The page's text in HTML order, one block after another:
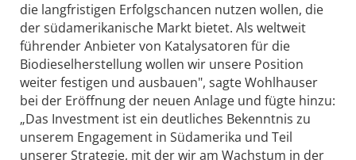
die langfristigen Erfolgschancen nutzen wollen, die
der südamerikanische Markt bietet. Als weltweit
führender Anbieter von Katalysatoren für die
Biodieselherstellung wollen wir unsere Position
weiter festigen und ausbauen", sagte Wohlhauser
bei der Eröffnung der neuen Anlage und fügte hinzu:
„Das Investment ist ein deutliches Bekenntnis zu
unserem Engagement in Südamerika und Teil
unserer Strategie, mit der wir am Wachstum in der